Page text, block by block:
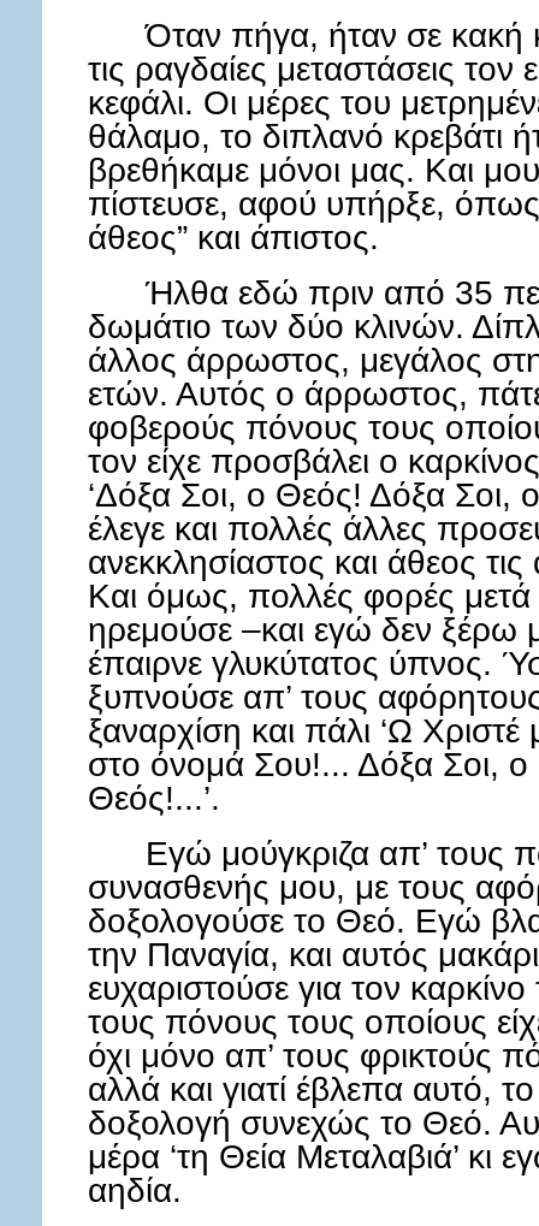
Όταν πήγα, ήταν σε κακή
τις ραγδαίες μεταστάσεις τον
κεφάλι. Οι μέρες του
θάλαμο, το διπλανό κρεβάτι
βρεθήκαμε μόνοι μας. Και
πίστευσε, αφού υπήρξε, όπως
άθεος” και άπιστος.
Ήλθα εδώ πριν από 35
δωμάτιο των δύο κλινών.
άλλος άρρωστος, μεγάλος
ετών. Αυτός ο άρρωστος,
φοβερούς πόνους τους
τον είχε προσβάλει ο
‘Δόξα Σοι, ο Θεός! Δόξα Σοι,
έλεγε και πολλές άλλες
ανεκκλησίαστος και άθεος
Και όμως, πολλές φορές μετά
ηρεμούσε –και εγώ δεν ξέρω
έπαιρνε γλυκύτατος ύπνος.
ξυπνούσε απ’ τους
ξαναρχίση και πάλι ‘Ω
στο όνομά Σου!... Δόξα Σοι,
Θεός!...’.
Εγώ μούγκριζα απ’ τους
συνασθενής μου, με τους
δοξολογούσε το Θεό. Εγώ
την Παναγία, και αυτός
ευχαριστούσε για τον
τους πόνους τους οποίους
όχι μόνο απ’ τους φρικτούς
αλλά και γιατί έβλεπα αυτό,
δοξολογή συνεχώς το Θεό.
μέρα ‘τη Θεία Μεταλαβιά’ κι
αηδία.